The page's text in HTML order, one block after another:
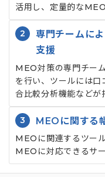
活用し、定量的な
2
専門チームに
支援
MEO対策の専門チー
を行い、ツールには
合比較分析機能などが
3 MEOに関する
MEOに関連するツー
MEOに対応できるサ